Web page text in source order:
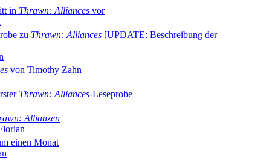
in Thrawn: Alliances vor
zu Thrawn: Alliances [UPDATE: Beschreibung der
von Timothy Zahn
Thrawn: Alliances-Leseprobe
Allianzen
einen Monat